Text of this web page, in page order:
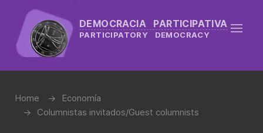
DEMOCRACIA PARTICIPATIVA
PARTICIPATORY DEMOCRACY
Home
Economía
Columnistas invitados/Guest columnists